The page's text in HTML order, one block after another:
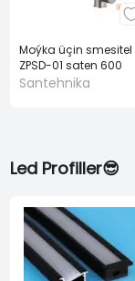
Moýka üçin smesitel
ZPSD-01 saten 600
mm
Santehnika
Led Profiller😎